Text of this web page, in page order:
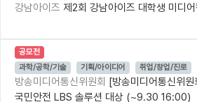
강남아이즈 제2회 강남아이즈 대학생 미디
공모전
과학/공학/기술
기획/아이디어 취업/창업/진로
방송미디어통신위원회 [방송미디어통신위
국민안전 LBS 솔루션 대상 (~9.30 16:00)